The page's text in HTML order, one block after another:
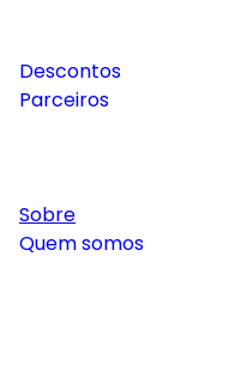
Descontos
Parceiros
Sobre
Quem somos